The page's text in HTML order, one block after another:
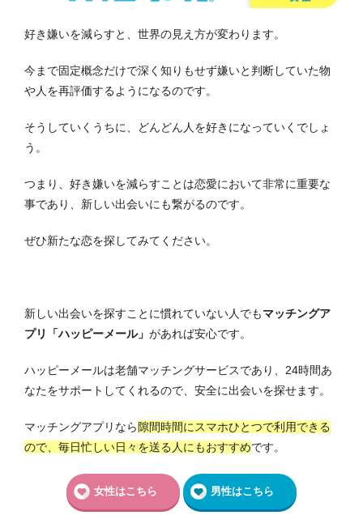
好き嫌いを減らすと、世界の見え方が変わります。
今まで固定概念だけで深く知りもせず嫌いと判断していた物
や人を再評価するようになるのです。
そうしていくうちに、どんどん人を好きになっていくでしょ
う。
つまり、好き嫌いを減らすことは恋愛において非常に重要な
事であり、新しい出会いにも繋がるのです。
ぜひ新たな恋を探してみてください。
新しい出会いを探すことに慣れていない人でもマッチングア
プリ「ハッピーメール」 があれば安心です。
ハッピーメールは老舗マッチングサービスであり、24時間あ
なたをサポートしてくれるので、安全に出会いを探せます。
マッチングアプリなら 隙間時間にスマホひとつで利用できる
ので、毎日忙しい日々を送る人にもおすすめです。
女性はこちら 男性はこちら